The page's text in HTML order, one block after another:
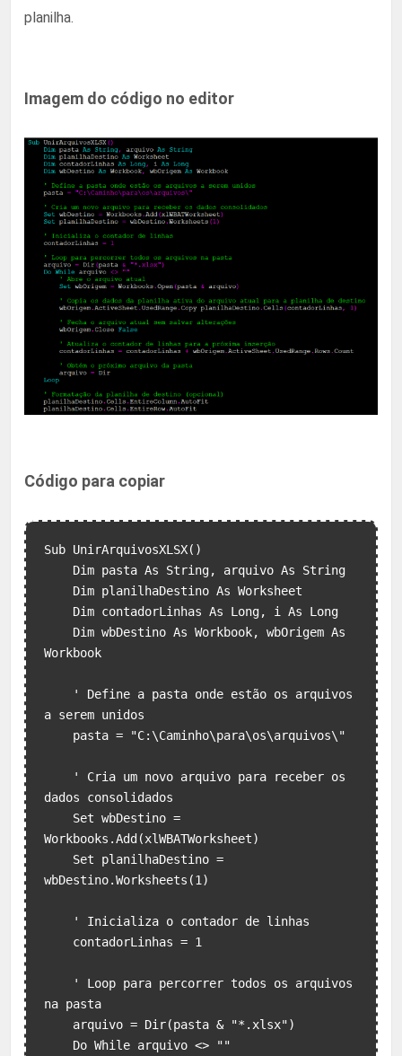
planilha.
Imagem do código no editor
Código para copiar
Sub UnirArquivosXLSX()
Workbook
a serem unidos
dados consolidados
Workbooks.Add(xlWBATWorksheet)
wbDestino.Worksheets(1)
na pasta